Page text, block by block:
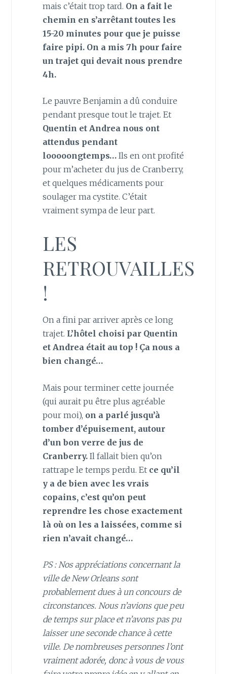
mais c’était trop tard. On a fait le
chemin en s’arrêtant toutes les
15-20 minutes pour que je puisse
faire pipi. On a mis 7h pour faire
un trajet qui devait nous prendre
4h.
Le pauvre Benjamin a dû conduire
pendant presque tout le trajet. Et
Quentin et Andrea nous ont
attendus pendant
looooongtemps…Ils en ont profité
pour m’acheter du jus de Cranberry,
et quelques médicaments pour
soulager ma cystite. C’était
vraiment sympa de leur part.
LES
RETROUVAILLES
!
On a fini par arriver après ce long
trajet. L’hôtel choisi par Quentin
et Andrea était au top ! Ça nous a
bien changé…
Mais pour terminer cette journée
(qui aurait pu être plus agréable
pour moi), on a parlé jusqu’à
tomber d’épuisement, autour
d’un bon verre de jus de
Cranberry.Il fallait bien qu’on
rattrape le temps perdu. Et ce qu’il
y a de bien avec les vrais
copains, c’est qu’on peut
reprendre les chose exactement
là où on les a laissées, comme si
rien n’avait changé…
PS : Nos appréciations concernant la
ville de New Orleans sont
probablement dues à un concours de
circonstances. Nous n’avions que peu
de temps sur place et n’avons pas pu
laisser une seconde chance à cette
ville. De nombreuses personnes l’ont
vraiment adorée, donc à vous de vous